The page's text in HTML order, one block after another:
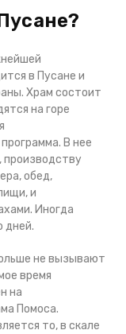
в Пусане и
Храм состоит
на горе
В нее
обед,
и
Иногда
дней.
не вызывают
время
на
Помоса.
то, в скале